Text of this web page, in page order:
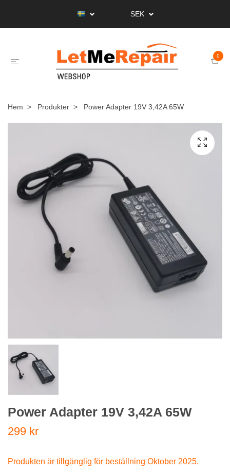
SEK
0
Hem Produkter Power Adapter 19V 3,42A 65W
Power Adapter 19V 3,42A 65W
299 kr
Produkten är tillgänglig för beställning Oktober 2025.